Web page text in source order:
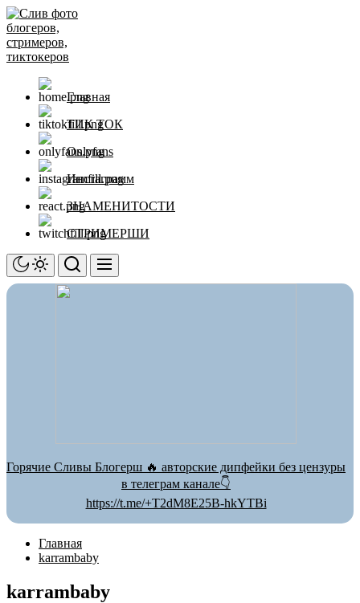
Перейти
к
содержимому
Главная
ТИК ТОК
Onlyfans
Инстаграмм
ЗНАМЕНИТОСТИ
СТРИМЕРШИ
Горячие Сливы Блогерш 🔥 авторские дипфейки без цензуры
в телеграм канале👇
https://t.me/+T2dM8E25B-hkYTBi
Главная
karrambaby
karrambaby